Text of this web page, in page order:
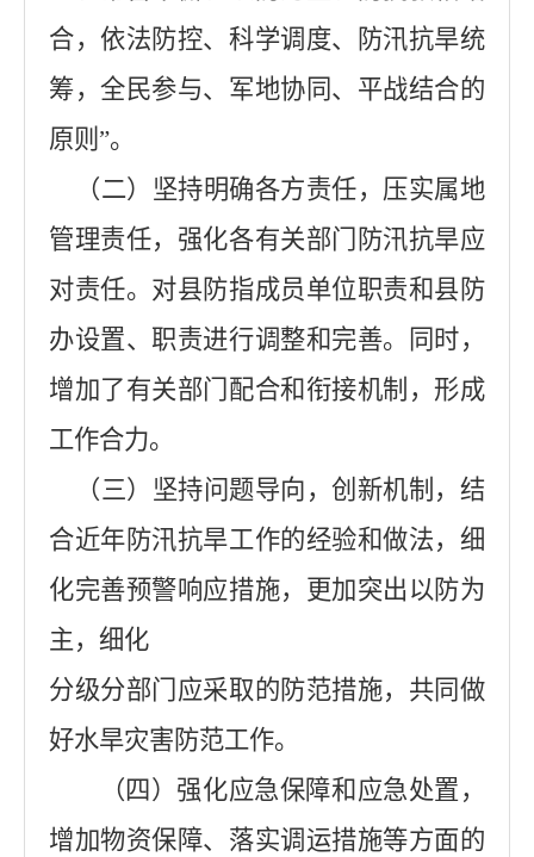
合，依法防控、科学调度、防汛抗旱统
筹，全民参与、军地协同、平战结合的
原则”。
（二）坚持明确各方责任，压实属地
管理责任，强化各有关部门防汛抗旱应
对责任。对县防指成员单位职责和县防
办设置、职责进行调整和完善。同时，
增加了有关部门配合和衔接机制，形成
工作合力。
（三）坚持问题导向，创新机制，结
合近年防汛抗旱工作的经验和做法，细
化完善预警响应措施，更加突出以防为
主，细化
分级分部门应采取的防范措施，共同做
好水旱灾害防范工作。
（ 四 ）强化应急保障和应急处置，
增加物资保障、落实调运措施等方面的